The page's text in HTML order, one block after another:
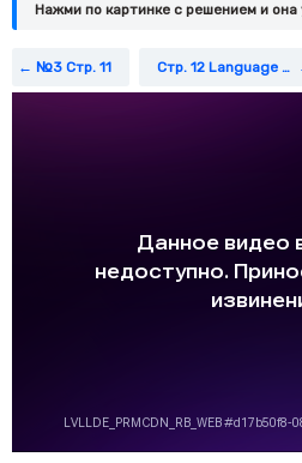
Нажми по картинке c решением и она
№3 Стр. 11 Стр. 12 Language & Grammar Review